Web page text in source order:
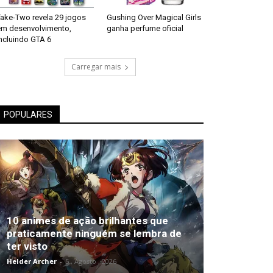
Two revela 29 jogos
desenvolvimento,
GTA 6
Gushing Over Magical Girls
ganha perfume oficial
Carregar mais
POPULARES
10 animes de ação brilhantes que
praticamente ninguém se lembra de
ter visto
Helder Archer - 5 , Agosto , 2026